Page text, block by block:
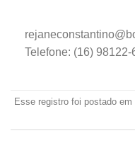
Telefone: (16) 98122-
Esse registro foi postado em